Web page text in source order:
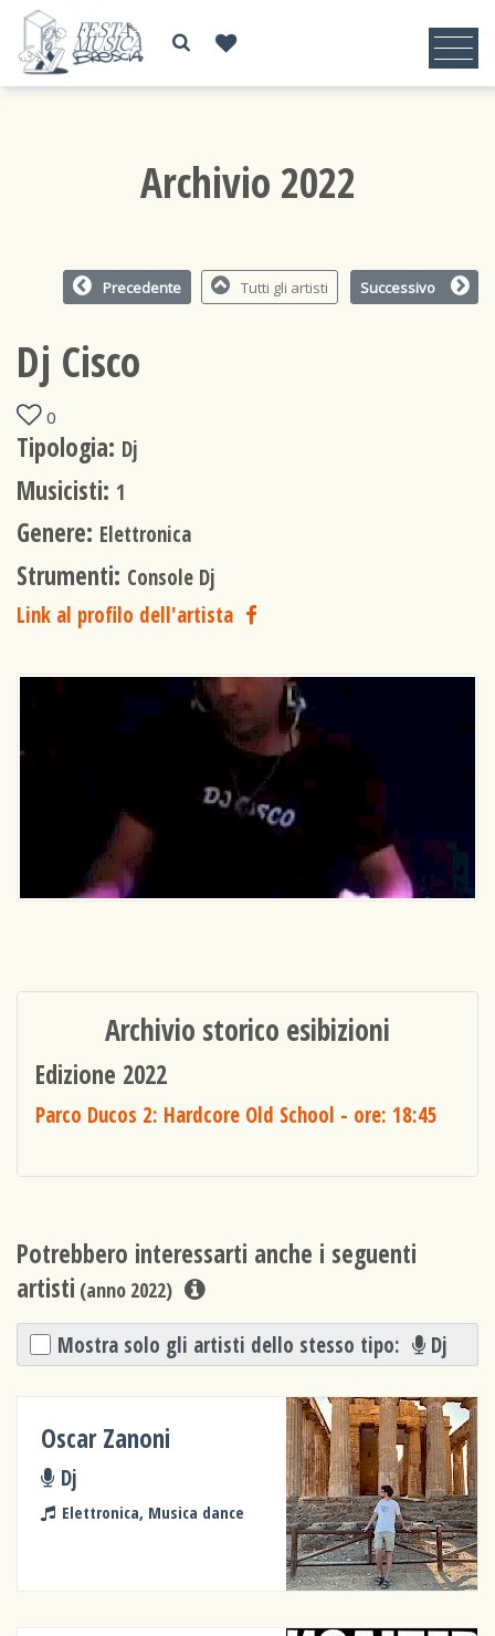
Archivio 2022
Precedente Tutti gli artisti Successivo
Dj Cisco
0
Tipologia: Dj
Musicisti: 1
Genere: Elettronica
Strumenti: Console Dj
Link al profilo dell'artista
Archivio storico esibizioni
Edizione 2022
Parco Ducos 2: Hardcore Old School - ore: 18:45
Potrebbero interessarti anche i seguenti
artisti (anno 2022)
Mostra solo gli artisti dello stesso tipo: Dj
Oscar Zanoni
Dj
Elettronica, Musica dance